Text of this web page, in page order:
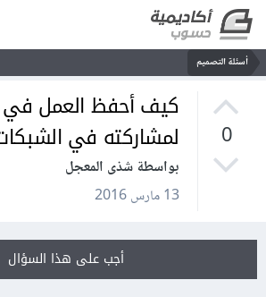
أسئلة التصميم
0
كيف أحفظ العمل في
لمشاركته في
بواسطة شذى المعجل
13 مارس 2016
أجب على هذا السؤال